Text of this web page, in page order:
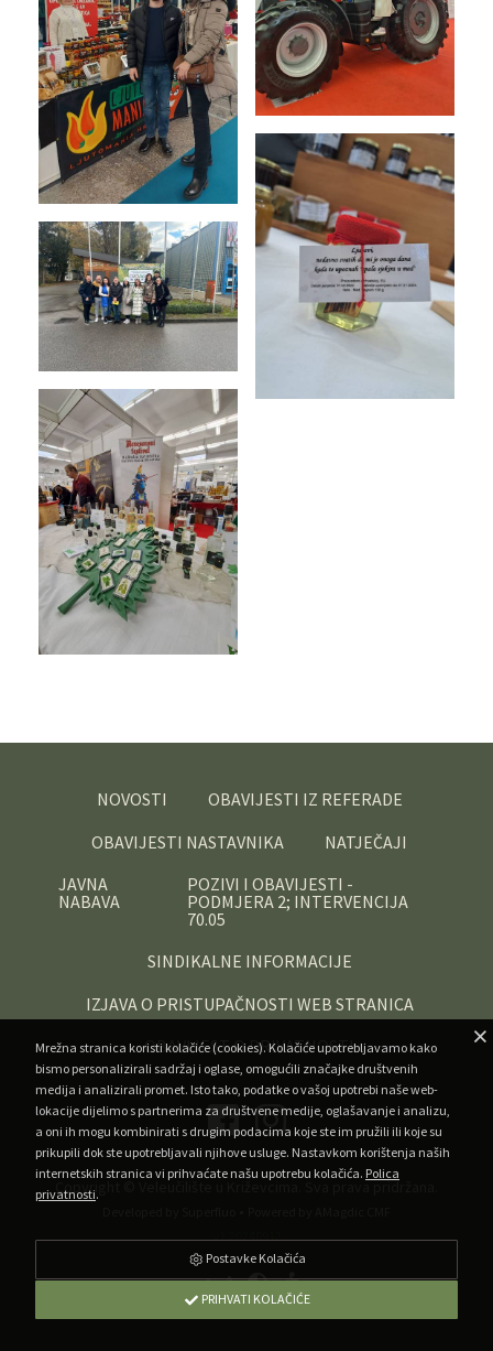
NOVOSTI
OBAVIJESTI IZ REFERADE
OBAVIJESTI NASTAVNIKA
NATJEČAJI
JAVNA
NABAVA
POZIVI I OBAVIJESTI -
PODMJERA 2; INTERVENCIJA
70.05
SINDIKALNE INFORMACIJE
IZJAVA O PRISTUPAČNOSTI WEB STRANICA
OBAVIJEST O PRIVATNOSTI
Copyright © Veleučilište u Križevcima . Sva prava pridržana.
A A A
Mrežna stranica koristi kolačiće (cookies). Kolačiće upotrebljavamo kako
bismo personalizirali sadržaj i oglase, omogućili značajke društvenih
medija i analizirali promet. Isto tako, podatke o vašoj upotrebi naše web-
lokacije dijelimo s partnerima za društvene medije, oglašavanje i analizu,
a oni ih mogu kombinirati s drugim podacima koje ste im pružili ili koje su
prikupili dok ste upotrebljavali njihove usluge. Nastavkom korištenja naših
internetskih stranica vi prihvaćate našu upotrebu kolačića. Polica
privatnosti.
Postavke Kolačića
PRIHVATI KOLAČIĆE